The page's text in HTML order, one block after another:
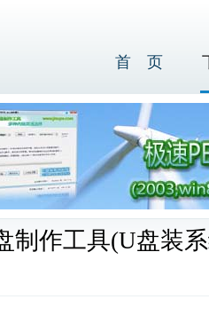
首 页
制作工具(U盘装